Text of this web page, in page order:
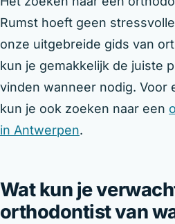
Rumst hoeft geen
onze uitgebreide gids van
kun je gemakkelijk de juiste
vinden wanneer nodig. Voor
kun je ook zoeken naar een
in Antwerpen.
Wat kun je
orthodontist van